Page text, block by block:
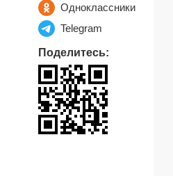
Одноклассники
Telegram
Поделитесь: